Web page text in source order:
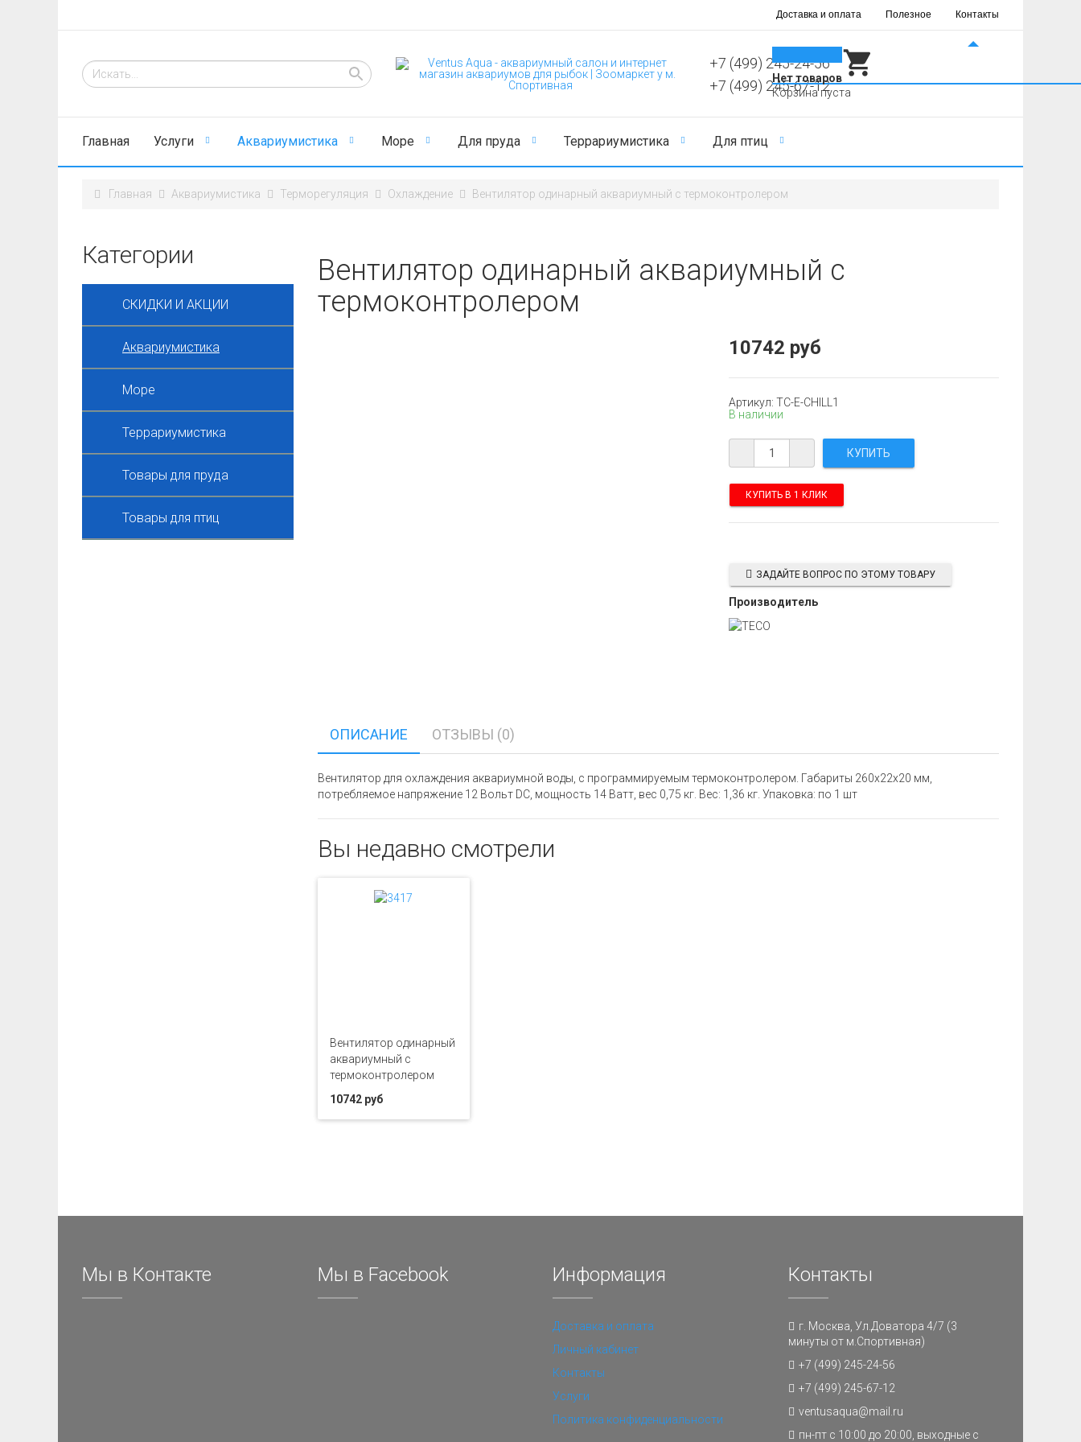
Доставка и оплата Полезное Контакты
+7 (499) 245-24-56
+7 (499) 245-67-12
Нет товаров
Корзина пуста
Главная Услуги Аквариумистика Море Для пруда Террариумистика Для птиц
Главная Аквариумистика Терморегуляция Охлаждение Вентилятор одинарный аквариумный с термоконтролером
Вентилятор одинарный аквариумный с
термоконтролером
10742 руб
Артикул: TC-E-CHILL1
В наличии
КУПИТЬ В 1 КЛИК
ЗАДАЙТЕ ВОПРОС ПО ЭТОМУ ТОВАРУ
Производитель
ОПИСАНИЕ ОТЗЫВЫ (0)
Вентилятор для охлаждения аквариумной воды, с программируемым термоконтролером. Габариты 260х22х20 мм,
потребляемое напряжение 12 Вольт DC, мощность 14 Ватт, вес 0,75 кг. Вес: 1,36 кг. Упаковка: по 1 шт
Вы недавно смотрели
Вентилятор одинарный
аквариумный с
термоконтролером
10742 руб
Категории
СКИДКИ И АКЦИИ
Аквариумистика
Море
Террариумистика
Товары для пруда
Товары для птиц
Мы в Контакте Мы в Facebook Информация
Доставка и оплата
Личный кабинет
Контакты
Услуги
Политика конфиденциальности
Контакты
г. Москва, Ул.Доватора 4/7 (3
минуты от м.Спортивная)
+7 (499) 245-24-56
+7 (499) 245-67-12
ventusaqua@mail.ru
пн-пт с 10:00 до 20:00, выходные с